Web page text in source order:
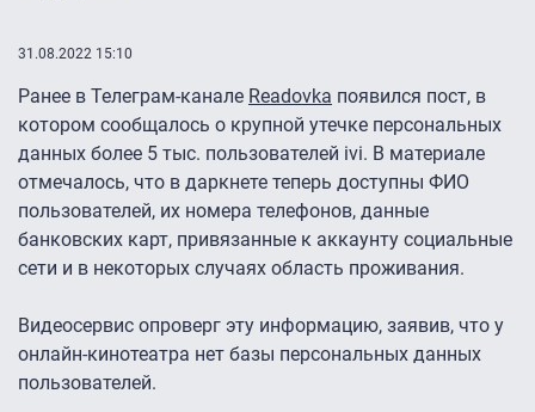
31.08.2022 15:10
Ранее в Телеграм-канале Readovka появился пост, в
котором сообщалось о крупной утечке персональных
данных более 5 тыс. пользователей ivi. В материале
отмечалось, что в даркнете теперь доступны ФИО
пользователей, их номера телефонов, данные
банковских карт, привязанные к аккаунту социальные
сети и в некоторых случаях область проживания.
Видеосервис опроверг эту информацию, заявив, что у
онлайн-кинотеатра нет базы персональных данных
пользователей.